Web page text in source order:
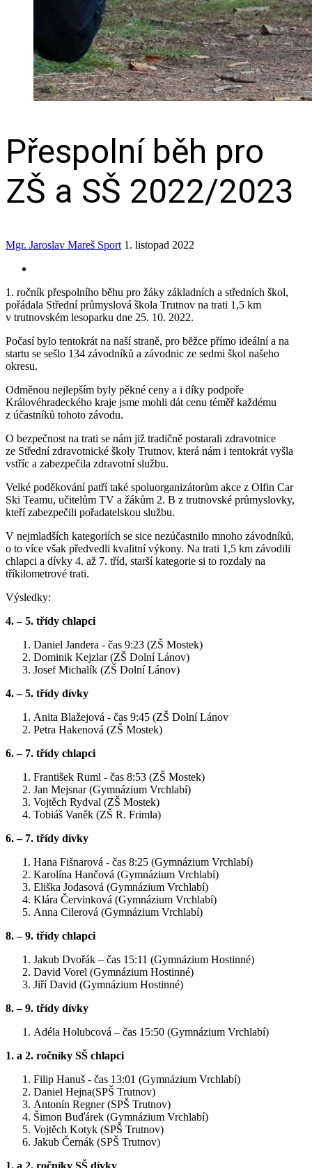
Přespolní běh pro
ZŠ a SŠ 2022/2023
Mgr. Jaroslav Mareš Sport 1. listopad 2022
1. ročník přespolního běhu pro žáky základních a středních škol,
pořádala Střední průmyslová škola Trutnov na trati 1,5 km
v trutnovském lesoparku dne 25. 10. 2022.
Počasí bylo tentokrát na naší straně, pro běžce přímo ideální a na
startu se sešlo 134 závodníků a závodnic ze sedmi škol našeho
okresu.
Odměnou nejlepším byly pěkné ceny a i díky podpoře
Královéhradeckého kraje jsme mohli dát cenu téměř každému
z účastníků tohoto závodu.
O bezpečnost na trati se nám již tradičně postarali zdravotnice
ze Střední zdravotnické školy Trutnov, která nám i tentokrát vyšla
vstříc a zabezpečila zdravotní službu.
Velké poděkování patří také spoluorganizátorům akce z Olfin Car
Ski Teamu, učitelům TV a žákům 2. B z trutnovské průmyslovky,
kteří zabezpečili pořadatelskou službu.
V nejmladších kategoriích se sice nezúčastnilo mnoho závodníků,
o to více však předvedli kvalitní výkony. Na trati 1,5 km závodili
chlapci a dívky 4. až 7. tříd, starší kategorie si to rozdaly na
tříkilometrové trati.
Výsledky:
4. – 5. třídy chlapci
Daniel Jandera - čas 9:23 (ZŠ Mostek)
Dominik Kejzlar (ZŠ Dolní Lánov)
Josef Michalík (ZŠ Dolní Lánov)
4. – 5. třídy dívky
Anita Blažejová - čas 9:45 (ZŠ Dolní Lánov
Petra Hakenová (ZŠ Mostek)
6. – 7. třídy chlapci
František Ruml - čas 8:53 (ZŠ Mostek)
Jan Mejsnar (Gymnázium Vrchlabí)
Vojtěch Rydval (ZŠ Mostek)
Tobiáš Vaněk (ZŠ R. Frimla)
6. – 7. třídy dívky
Hana Fišnarová - čas 8:25 (Gymnázium Vrchlabí)
Karolína Hančová (Gymnázium Vrchlabí)
Eliška Jodasová (Gymnázium Vrchlabí)
Klára Červinková (Gymnázium Vrchlabí)
Anna Cilerová (Gymnázium Vrchlabí)
8. – 9. třídy chlapci
Jakub Dvořák – čas 15:11 (Gymnázium Hostinné)
David Vorel (Gymnázium Hostinné)
Jiří David (Gymnázium Hostinné)
8. – 9. třídy dívky
Adéla Holubcová – čas 15:50 (Gymnázium Vrchlabí)
1. a 2. ročníky SŠ chlapci
Filip Hanuš - čas 13:01 (Gymnázium Vrchlabí)
Daniel Hejna(SPŠ Trutnov)
Antonín Regner (SPŠ Trutnov)
Šimon Buďárek (Gymnázium Vrchlabí)
Vojtěch Kotyk (SPŠ Trutnov)
Jakub Černák (SPŠ Trutnov)
1. a 2. ročníky SŠ dívky